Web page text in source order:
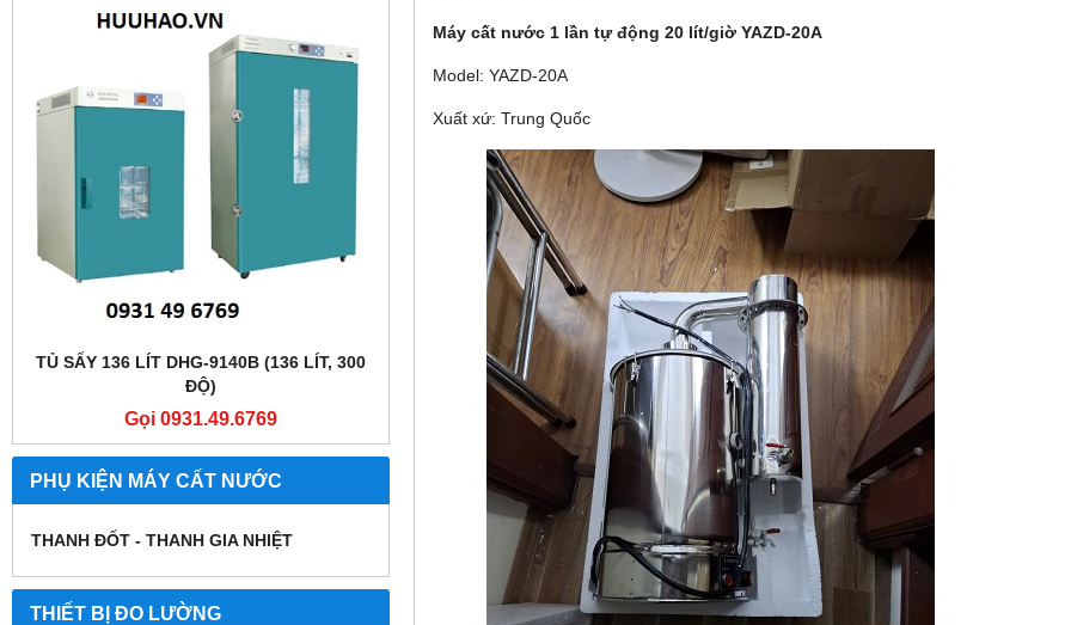
TỦ SẤY 136 LÍT DHG-9140B (136 LÍT, 300
ĐỘ)
Gọi 0931.49.6769
TỦ SẤY 136 LÍT DHG-9140B (136 LÍT, 300
ĐỘ)
Gọi 0931.49.6769
TỦ SẤY 136 LÍT DHG-9140B (136
Gọi 0931.49.6769
PHỤ KIỆN MÁY CẤT NƯỚC
THANH ĐỐT - THANH GIA NHIỆT
THIẾT BỊ ĐO LƯỜNG
Máy cất nước 1 lần tự động 20 lít/giờ YAZD-20A
Model: YAZD-20A
Xuất xứ: Trung Quốc